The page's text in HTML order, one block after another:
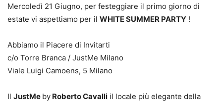
Mercoledì 21 Giugno, per festeggiare il primo giorno di
estate vi aspettiamo per il WHITE SUMMER PARTY !
Abbiamo il Piacere di Invitarti
c/o Torre Branca / JustMe Milano
Viale Luigi Camoens, 5 Milano
Il JustMe by Roberto Cavalli il locale più elegante della